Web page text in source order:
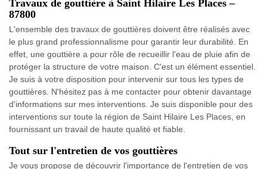
Travaux de gouttière à Saint Hilaire Les Places –
87800
L'ensemble des travaux de gouttières doivent être réalisés avec
le plus grand professionnalisme pour garantir leur durabilité. En
effet, une gouttière a pour rôle de recueillir l'eau de pluie afin de
protéger la structure de votre maison. C'est un élément essentiel.
Je suis à votre disposition pour intervenir sur tous les types de
gouttières. N'hésitez pas à me contacter pour obtenir davantage
d'informations sur mes interventions. Je suis disponible pour des
interventions sur toute la région de Saint Hilaire Les Places, en
fournissant un travail de haute qualité et fiable.
Tout sur l'entretien de vos gouttières
Je vous propose de découvrir l'importance de l'entretien de vos